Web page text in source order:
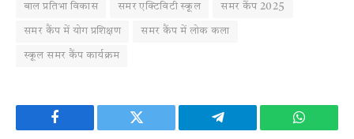
बाल प्रतिभा विकास समर एक्टिविटी स्कूल समर कैंप 2025
समर कैंप में योग प्रशिक्षण समर कैंप में लोक कला
स्कूल समर कैंप कार्यक्रम
Facebook Twitter Telegram